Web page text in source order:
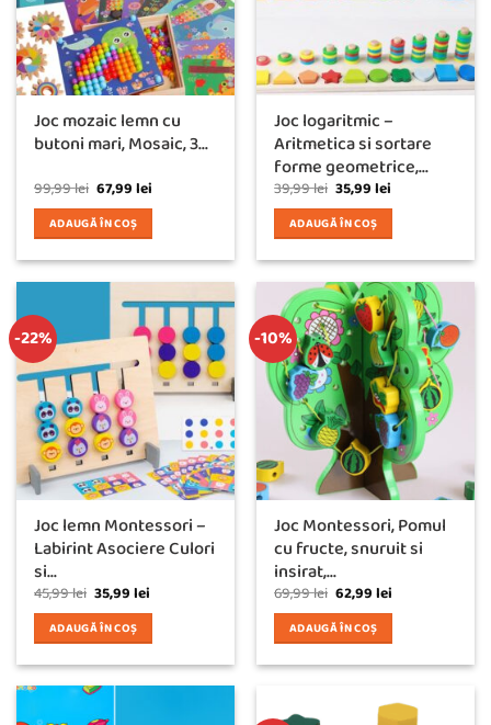
Joc mozaic lemn cu
butoni mari, Mosaic, 3...
99,99lei Prețul
inițial
a
fost:
99,99 lei.
67,99lei
este:
ADAUGĂ ÎN COȘ
Joc logaritmic –
Aritmetica si sortare
forme geometrice,...
39,99lei Prețul
inițial
a
fost:
39,99 lei.
35,99lei
este:
ADAUGĂ ÎN COȘ
-22%
Joc lemn Montessori –
Labirint Asociere Culori
si...
45,99lei Prețul
inițial
a
fost:
45,99 lei.
35,99lei
este:
ADAUGĂ ÎN COȘ
-10%
Joc Montessori, Pomul
cu fructe, snuruit si
insirat,...
69,99lei Prețul
inițial
a
fost:
69,99 lei.
62,99lei
este:
ADAUGĂ ÎN COȘ